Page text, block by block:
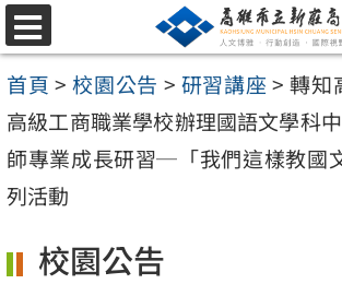
跳
至
主
要
內
容
選
單
首頁 > 校園公告 > 研習講座 > 轉知
高級工商職業學校辦理國語文學科
師專業成長研習─「我們這樣教國
列活動
校園公告